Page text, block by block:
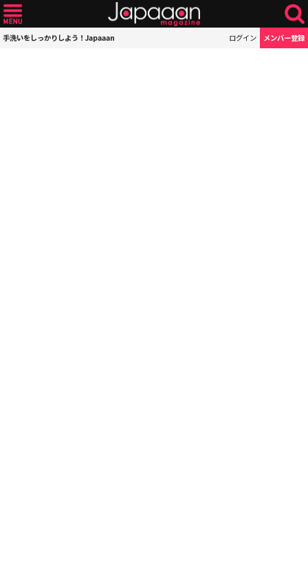
手洗いをしっかりしよう！Japaaan ログイン メンバー登録